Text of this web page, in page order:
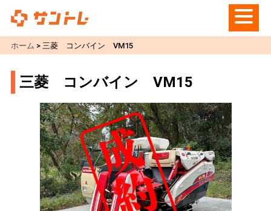
ホーム > 三菱 コンバイン VM15
三菱 コンバイン VM15